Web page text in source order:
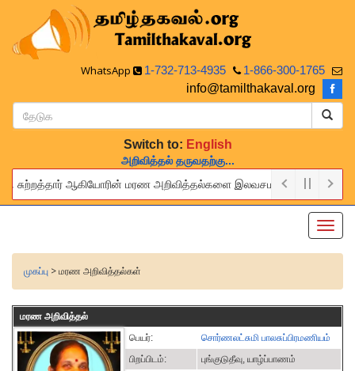
WhatsApp 1-732-713-4935
1-866-300-1765
info@tamilthakaval.org
Switch to: English
அறிவித்தல் தருவதற்கு...
ஆகியோரின் மரண அறிவித்தல்களை இலவசமாக நாங்கள்
this service to announce the obituaries of your relatives and
முகப்பு > மரண அறிவித்தல்கள்
மரண அறிவித்தல்
பெயர்:
சொர்ணலட்சுமி பாலசுப்பிரமணியம்
பிறப்பிடம்:
புங்குடுதீவு, யாழ்ப்பாணம்